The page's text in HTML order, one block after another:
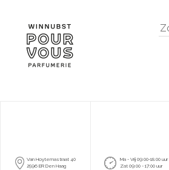
Van Hoytemastraat 40
2596 ER Den Haag
Ma - Vrij 09:00-18:00 uur
Zat 09:00 - 17:00 uur